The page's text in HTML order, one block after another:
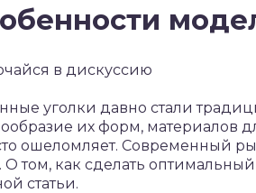
в дискуссию
уголки давно стали
их форм, материалов
ошеломляет. Современный
О том, как сделать
статьи.